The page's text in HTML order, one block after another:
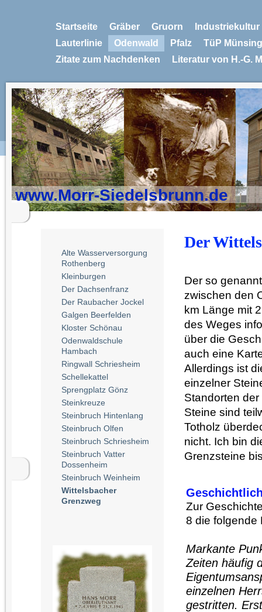
Startseite Gräber Gruorn
Industriekultur
Lauterlinie
Odenwald Pfalz
TüP
Zitate zum Nachdenken
Literatur von H.-G.
www.Morr-Siedelsbrunn.de
Alte Wasserversorgung
Rothenberg
Kleinburgen
Der Dachsenfranz
Der Raubacher Jockel
Galgen Beerfelden
Kloster Schönau
Odenwaldschule
Hambach
Ringwall Schriesheim
Schellekattel
Sprengplatz Gönz
Steinkreuze
Steinbruch Hintenlang
Steinbruch Olfen
Steinbruch Schriesheim
Steinbruch Vatter
Dossenheim
Steinbruch Weinheim
Wittelsbacher
Grenzweg
Der
Der so
zwischen den
km Länge mit
des Weges
über die
auch eine
Allerdings ist
einzelner
Standorten
Steine sind
Totholz
nicht. Ich bin
Grenzsteine
Zur
8 die folgende
Markante
Zeiten häufig
einzelnen
gestritten.